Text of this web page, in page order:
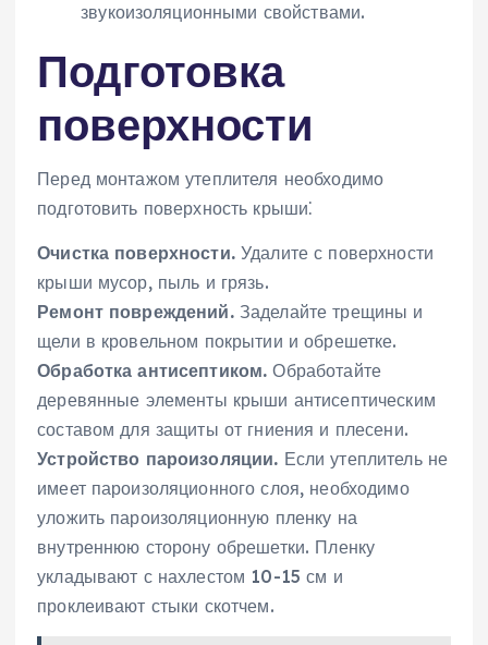
звукоизоляционными свойствами.
Подготовка
поверхности
Перед монтажом утеплителя необходимо
подготовить поверхность крыши⁚
Очистка поверхности.Удалите с поверхности
крыши мусор, пыль и грязь.
Ремонт повреждений.Заделайте трещины и
щели в кровельном покрытии и обрешетке.
Обработка антисептиком. Обработайте
деревянные элементы крыши антисептическим
составом для защиты от гниения и плесени.
Устройство пароизоляции. Если утеплитель не
имеет пароизоляционного слоя, необходимо
уложить пароизоляционную пленку на
внутреннюю сторону обрешетки. Пленку
укладывают с нахлестом 10-15 см и
проклеивают стыки скотчем.